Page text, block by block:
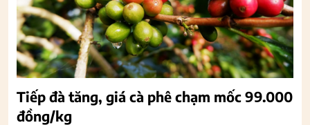
Tiếp đà tăng, giá cà phê chạm mốc 99.000
đồng/kg